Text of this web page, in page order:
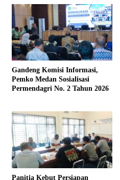
Gandeng Komisi Informasi,
Pemko Medan Sosialisasi
Permendagri No. 2 Tahun 2026
Panitia Kebut Persiapan